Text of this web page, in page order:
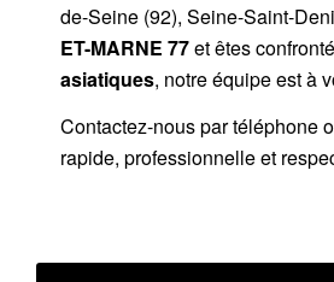
de-Seine (92), Seine-Saint-
ET-MARNE 77et êtes
asiatiques, notre équipe est à
Contactez-nous partéléphone
rapide, professionnelle et